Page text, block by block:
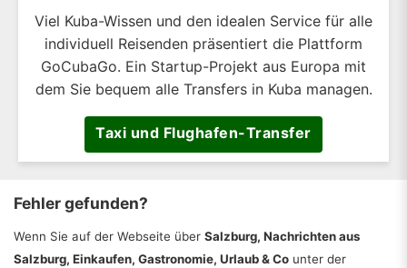
Viel Kuba-Wissen und den idealen Service für alle
individuell Reisenden präsentiert die Plattform
GoCubaGo. Ein Startup-Projekt aus Europa mit
dem Sie bequem alle Transfers in Kuba managen.
Taxi und Flughafen-Transfer
Fehler gefunden?
Wenn Sie auf der Webseite über Salzburg, Nachrichten aus
Salzburg, Einkaufen, Gastronomie, Urlaub & Co unter der